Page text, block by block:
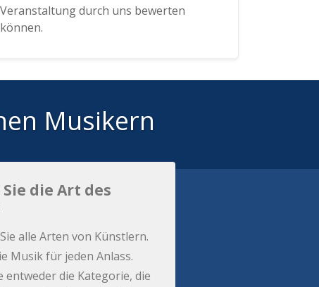
Veranstaltung durch uns bewerten
können.
Musikern
die Art des
alle Arten von Künstlern.
Musik für jeden Anlass.
entweder die Kategorie, die